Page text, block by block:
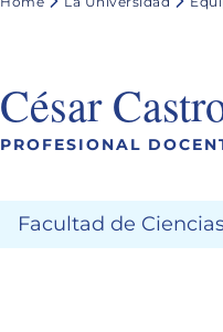
César
PROFESIONAL
Facultad de